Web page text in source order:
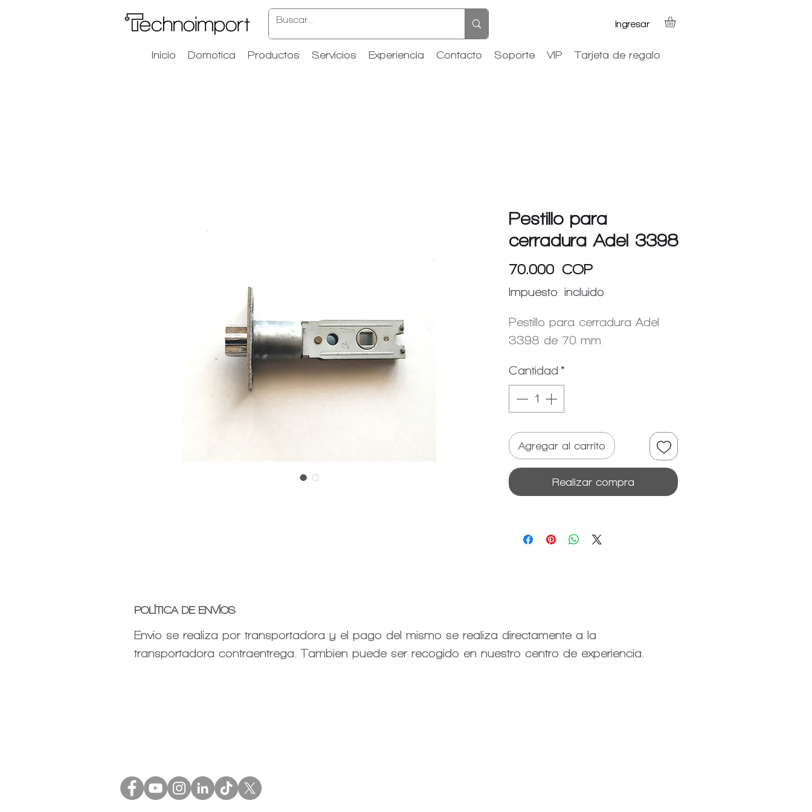
Ingresar
Inicio Domotica Productos Servicios Experiencia Contacto Soporte VIP Tarjeta de regalo
Pestillo para
cerradura Adel 3398
70.000 COPPrecio
Impuesto incluido
Pestillo para cerradura Adel
3398 de 70 mm
Cantidad *
Agregar al carrito
Realizar compra
POLÍTICA DE ENVÍOS
Envio se realiza por transportadora y el pago del mismo se realiza directamente a la
transportadora contraentrega. Tambien puede ser recogido en nuestro centro de experiencia.